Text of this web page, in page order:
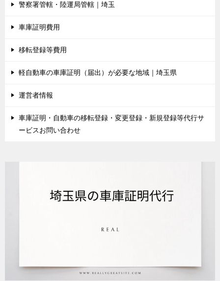
警察署管轄・陸運局管轄｜埼玉
車庫証明費用
移転登録等費用
軽自動車の車庫証明（届出）が必要な地域｜埼玉県
運営者情報
車庫証明・自動車の移転登録・変更登録・新規登録等代行サ
ービスお問い合わせ